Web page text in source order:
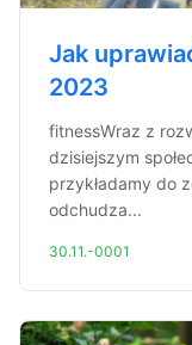
Jak
2023
fitnessWraz z
dzisiejszym
przykładamy do
odchudza...
30.11.-0001